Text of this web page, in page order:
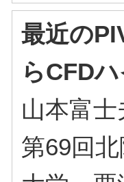
最近の
らCFD
山本富
第69回